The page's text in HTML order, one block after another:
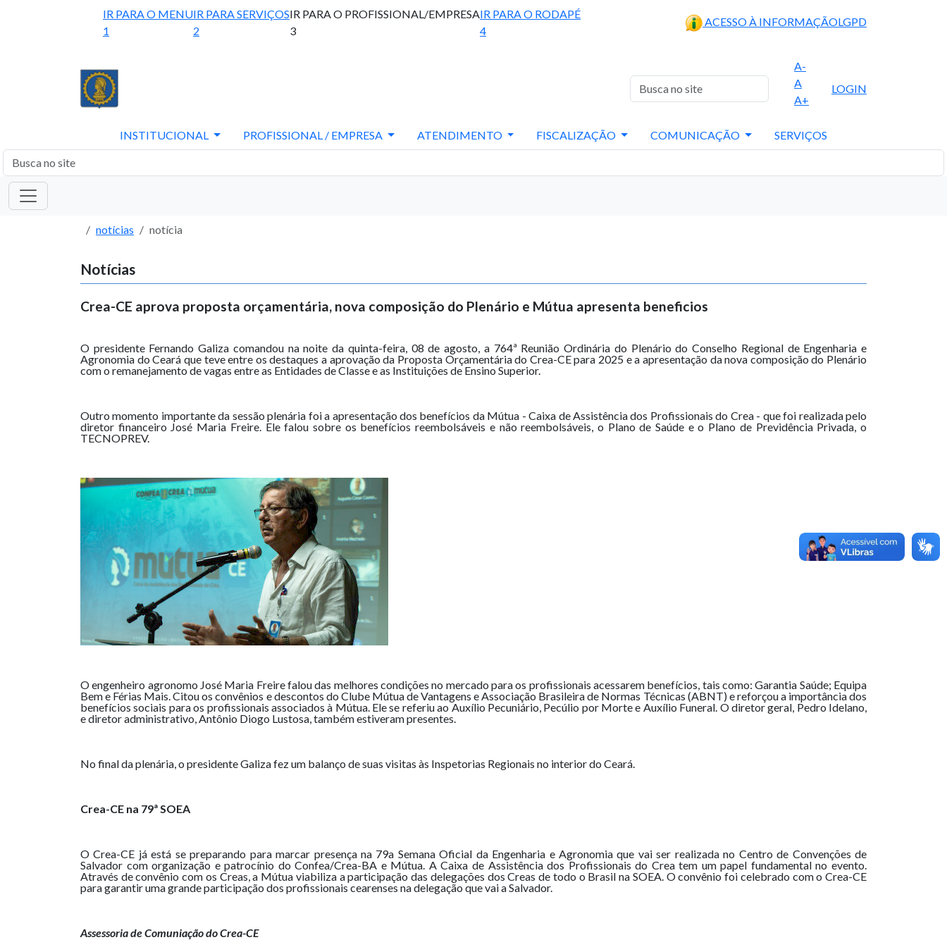
IR PARA O MENU
1
IR PARA SERVIÇOS
2
IR PARA O PROFISSIONAL/EMPRESA
3
IR PARA O RODAPÉ
4
ACESSO À INFORMAÇÃOLGPD
A-
A
A+
LOGIN
INSTITUCIONAL PROFISSIONAL / EMPRESA ATENDIMENTO FISCALIZAÇÃO COMUNICAÇÃO SERVIÇOS
notícias notícia
Notícias
Crea-CE aprova proposta orçamentária, nova composição do Plenário e Mútua apresenta beneficios
O presidente Fernando Galiza comandou na noite da quinta-feira, 08 de agosto, a 764ª Reunião Ordinária do Plenário do Conselho Regional de Engenharia e
Agronomia do Ceará que teve entre os destaques a aprovação da Proposta Orçamentária do Crea-CE para 2025 e a apresentação da nova composição do Plenário
com o remanejamento de vagas entre as Entidades de Classe e as Instituições de Ensino Superior.
Outro momento importante da sessão plenária foi a apresentação dos benefícios da Mútua - Caixa de Assistência dos Profissionais do Crea - que foi realizada pelo
diretor financeiro José Maria Freire. Ele falou sobre os benefícios reembolsáveis e não reembolsáveis, o Plano de Saúde e o Plano de Previdência Privada, o
TECNOPREV.
O engenheiro agronomo José Maria Freire falou das melhores condições no mercado para os profissionais acessarem benefícios, tais como: Garantia Saúde; Equipa
Bem e Férias Mais. Citou os convênios e descontos do Clube Mútua de Vantagens e Associação Brasileira de Normas Técnicas (ABNT) e reforçou a importância dos
benefícios sociais para os profissionais associados à Mútua. Ele se referiu ao Auxílio Pecuniário, Pecúlio por Morte e Auxílio Funeral. O diretor geral, Pedro Idelano,
e diretor administrativo, Antônio Diogo Lustosa, também estiveram presentes.
No final da plenária, o presidente Galiza fez um balanço de suas visitas às Inspetorias Regionais no interior do Ceará.
Crea-CE na 79ª SOEA
O Crea-CE já está se preparando para marcar presença na 79a Semana Oficial da Engenharia e Agronomia que vai ser realizada no Centro de Convenções de
Salvador com organização e patrocínio do Confea/Crea-BA e Mútua. A Caixa de Assistência dos Profissionais do Crea tem um papel fundamental no evento.
Através de convênio com os Creas, a Mútua viabiliza a participação das delegações dos Creas de todo o Brasil na SOEA. O convênio foi celebrado com o Crea-CE
para garantir uma grande participação dos profissionais cearenses na delegação que vai a Salvador.
Assessoria de Comuniação do Crea-CE